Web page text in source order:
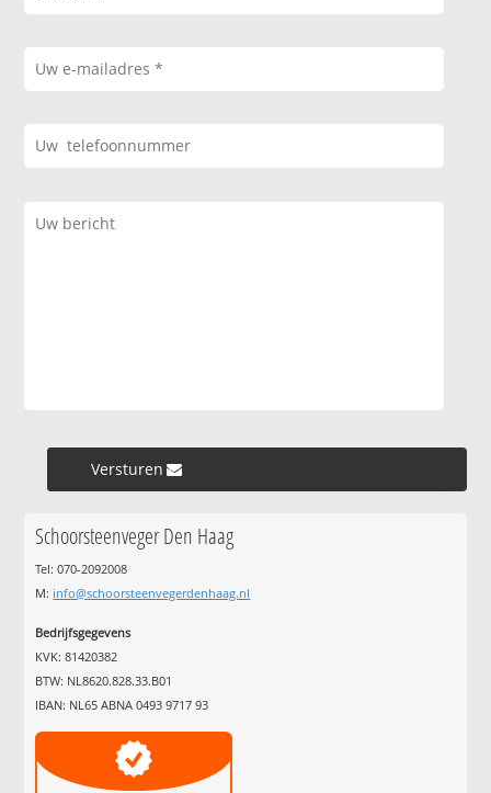
Versturen »
Schoorsteenveger Den Haag
Tel: 070-2092008
M: info@schoorsteenvegerdenhaag.nl
Bedrijfsgegevens
KVK: 81420382
BTW: NL8620.828.33.B01
IBAN: NL65 ABNA 0493 9717 93